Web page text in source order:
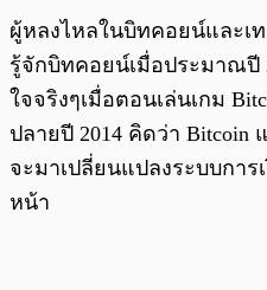
ผู้หลงไหลในบิทคอยน์และเท
รู้จักบิทคอยน์เมื่อประมาณปี
ใจจริงๆเมื่อตอนเล่นเกม
ปลายปี 2014 คิดว่า Bitcoin
จะมาเปลี่ยนแปลงระบบกา
หน้า